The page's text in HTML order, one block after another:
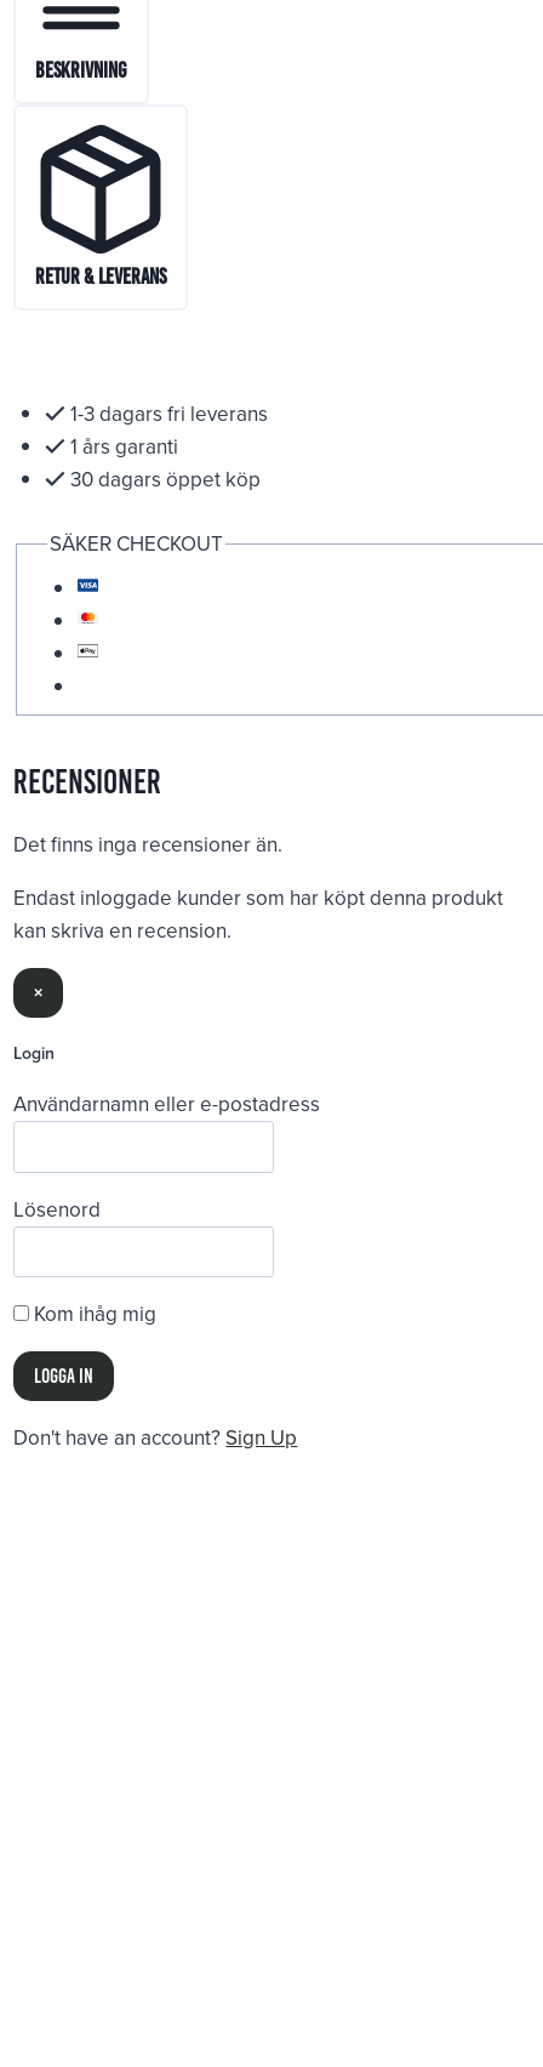
Beskrivning
Retur & Leverans
1-3 dagars fri leverans
1 års garanti
30 dagars öppet köp
SÄKER CHECKOUT
Recensioner
Det finns inga recensioner än.
Endast inloggade kunder som har köpt denna produkt
kan skriva en recension.
×
Login
Användarnamn eller e-postadress
Lösenord
Kom ihåg mig
Don't have an account? Sign Up